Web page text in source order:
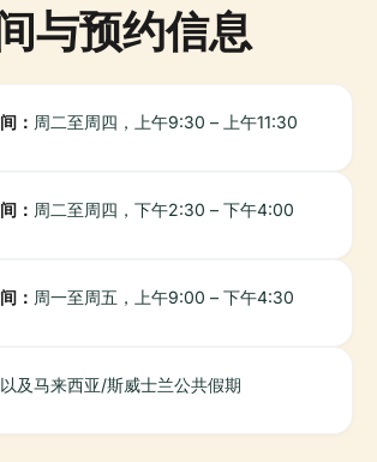
与预约信息
： 周二至周四，上午9:30 – 上午11:30
： 周二至周四，下午2:30 – 下午4:00
： 周一至周五，上午9:00 – 下午4:30
及马来西亚/斯威士兰公共假期